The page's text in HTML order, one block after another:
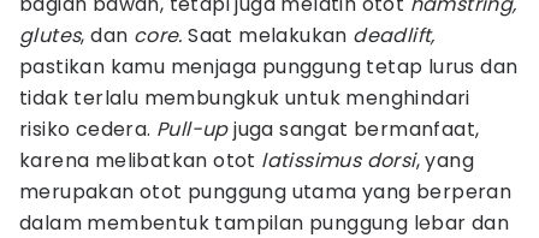
glutes, dan core.Saat melakukan deadlift,
pastikan kamu menjaga punggung tetap lurus dan
tidak terlalu membungkuk untuk menghindari
risiko cedera. Pull-upjuga sangat bermanfaat,
karena melibatkan otot latissimus dorsi, yang
merupakan otot punggung utama yang berperan
dalam membentuk tampilan punggung lebar dan